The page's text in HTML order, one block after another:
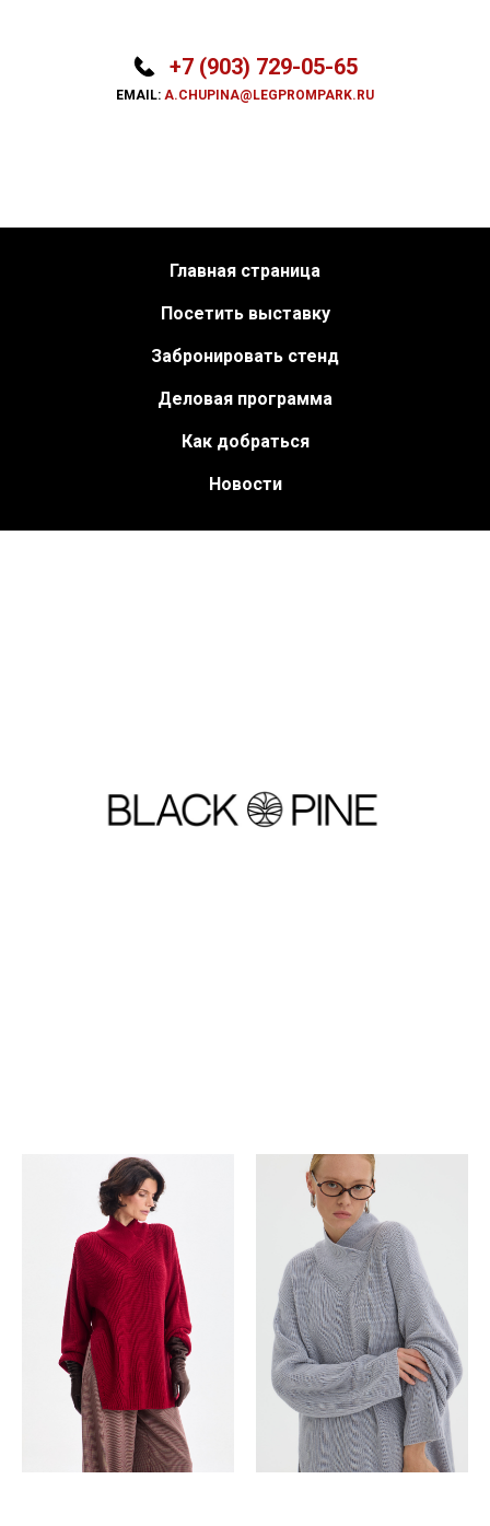
+7 (903) 729-05-65
EMAIL: A.CHUPINA@LEGPROMPARK.RU
Главная страница
Посетить выставку
Забронировать стенд
Деловая программа
Как добраться
Новости